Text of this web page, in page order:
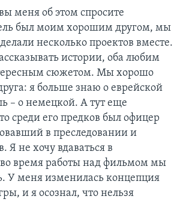
меня об этом спросите
был моим хорошим другом, мы
несколько проектов вместе.
истории, оба любим
сюжетом. Мы хорошо
я больше знаю о еврейской
– о немецкой. А тут еще
среди его предков был офицер
в преследовании и
Я не хочу вдаваться в
во время работы над фильмом мы
У меня изменилась концепция
и я осознал, что нельзя